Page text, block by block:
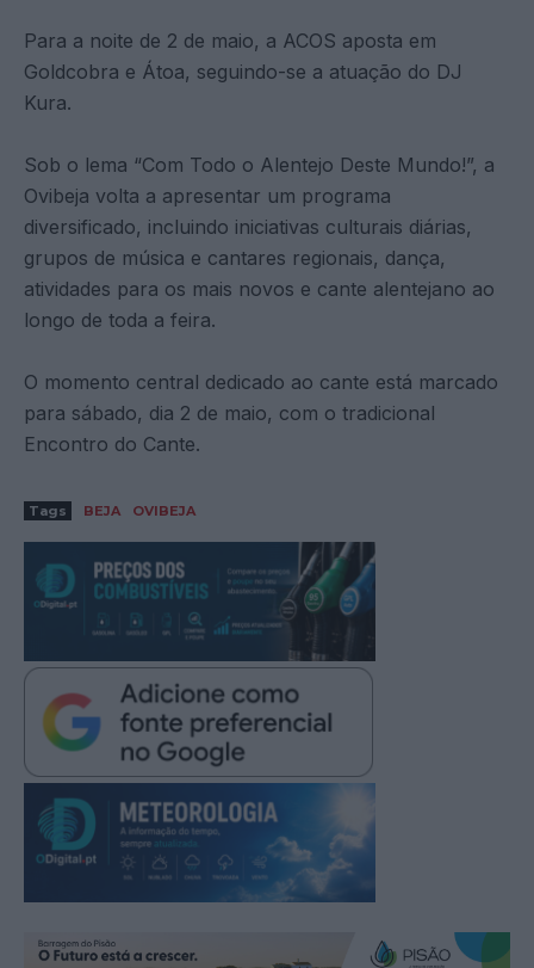
Para a noite de 2 de maio, a ACOS aposta em
Goldcobra e Átoa, seguindo-se a atuação do DJ
Kura.
Sob o lema “Com Todo o Alentejo Deste Mundo!”, a
Ovibeja volta a apresentar um programa
diversificado, incluindo iniciativas culturais diárias,
grupos de música e cantares regionais, dança,
atividades para os mais novos e cante alentejano ao
longo de toda a feira.
O momento central dedicado ao cante está marcado
para sábado, dia 2 de maio, com o tradicional
Encontro do Cante.
Tags BEJA OVIBEJA